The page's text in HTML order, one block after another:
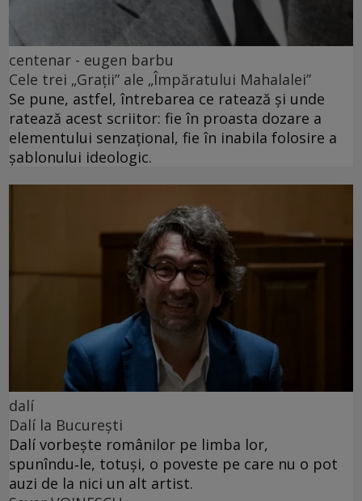
centenar - eugen barbu
Cele trei „Grații” ale „Împăratului Mahalalei”
Se pune, astfel, întrebarea ce ratează și unde
ratează acest scriitor: fie în proasta dozare a
elementului senzațional, fie în inabila folosire a
șablonului ideologic.
dalí
Dalí la București
Dalí vorbește românilor pe limba lor,
spunîndu‑le, totuși, o poveste pe care nu o pot
auzi de la nici un alt artist.